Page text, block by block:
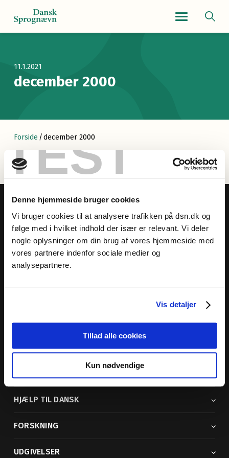
TEST
Denne hjemmeside bruger cookies
Vi bruger cookies til at analysere trafikken på dsn.dk og
følge med i hvilket indhold der især er relevant. Vi deler
nogle oplysninger om din brug af vores hjemmeside med
vores partnere indenfor sociale medier og
analysepartnere.
Vis detaljer
Tillad alle cookies
Kun nødvendige
Navigationsmenu
11.1.2021
december 2000
Forside /december 2000
Dansk Sprognævn
Adelgade 119 B
5400 Bogense
· adm@dsn.dk
HJÆLP TIL DANSK
FORSKNING
UDGIVELSER